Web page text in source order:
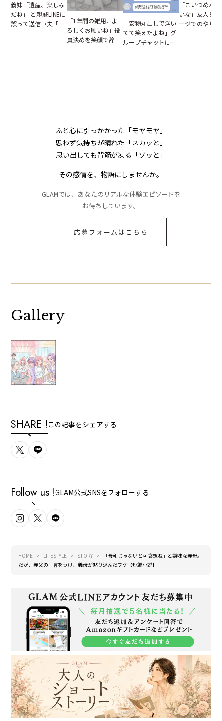
義妹「遺産、楽しみ
だね」 と親戚LINEに
誤って送信→夫「実
「1年間の雑用、よ
ろしくお願いね」役
員決めを笑顔で辞退
「安物丸出しで浮い
てて笑えたよね」グ
ループチャットに投
「こいつめん
いな」友人と
ージでのやり
ふと心に引っかかった「モヤモヤ」
思わず気持ちが晴れた「スカッと」
思い出しても背筋が凍る「ゾッと」
その感情を、物語にしませんか。
GLAMでは、あなたのリアルな体験エピソードを
お待ちしています。
応募フォームはこちら
Gallery
SHARE ! この記事をシェアする
Follow us !GLAM公式SNSをフォローする
HOME LIFESTYLE STORY
「母乳じゃないと可哀想ね」と嫌味な義母。
だが、義父の一言をうけ、義母が黙り込んだワケ【短編小説】